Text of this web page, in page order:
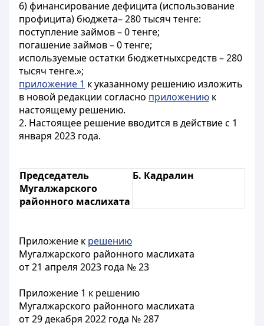
6) финансирование дефицита (использование
профицита) бюджета– 280 тысяч тенге:
поступление займов – 0 тенге;
погашение займов – 0 тенге;
используемые остатки бюджетныхсредств – 280
тысяч тенге.»;
приложение 1 к указанному решению изложить
в новой редакции согласно приложению к
настоящему решению.
2. Настоящее решение вводится в действиес 1
января 2023 года.
Председатель
Мугалжарского
районного маслихата
Б. Кадралин
Приложение к решению
Мугалжарского районного маслихата
от 21 апреля 2023 года № 23
Приложение 1 к решению
Мугалжарского районного маслихата
от 29 декабря 2022 года № 287